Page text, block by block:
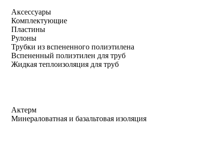
Аксессуары
Комплектующие
Пластины
Рулоны
Трубки из вспененного полиэтилена
Вспененный полиэтилен для труб
Жидкая теплоизоляция для труб
Актерм
Минераловатная и базальтовая изоляция